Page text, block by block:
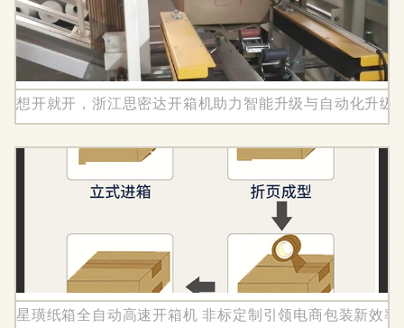
想开就开，浙江思密达开箱机助力智能升级与自动化升级
星璜纸箱全自动高速开箱机 非标定制引领电商包装新效率